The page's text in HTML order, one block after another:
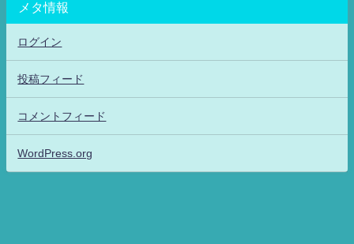
メタ情報
ログイン
投稿フィード
コメントフィード
WordPress.org